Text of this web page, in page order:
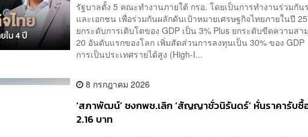
รัฐบาลตั้ง 5 คณะทำงานภายใต้ กรอ. โดยเป็นการทำงานร่วมกัน
และเอกชน เพื่อร่วมกันผลักดันเป้าหมายเศรษฐกิจไทยภายในปี
ยกระดับการเติบโตของ GDP เป็น 3% Plus ยกระดับขีดความส
20 อันดับแรกของโลก เพิ่มสัดส่วนการลงทุนเป็น 30% ของ
การเป็นประเทศรายได้สูง (High-I...
8 กรกฎาคม 2026
‘สภาพัฒน์’ ชงกพช.เลิก ‘สัญญาชั่วนิรันดร์’ หั่นราคารับซื้
2.16 บาท